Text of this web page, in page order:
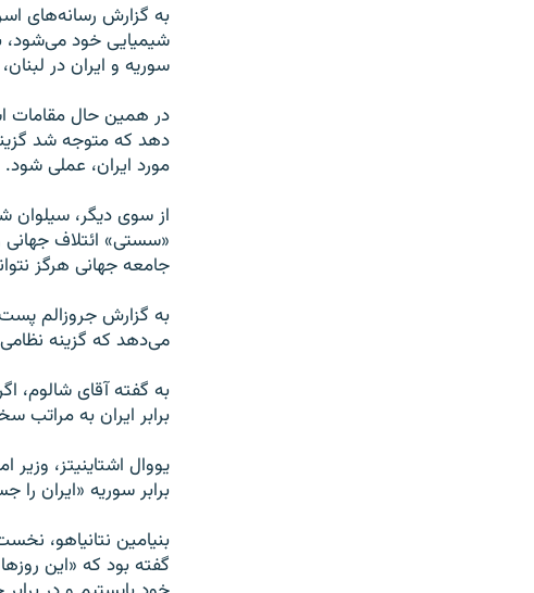
به گزارش رسانه‌های
شیمیایی خود می‌شود،
سوریه و ایران در
در همین حال مقامات
دهد که متوجه شد
مورد ایران، عملی شود.
از سوی دیگر، سیلوان
«سستی» ائتلاف جهانی و
جامعه جهانی هرگز
به گزارش جروزالم
می‌دهد که گزینه
به گفته آقای شالوم،
برابر ایران به مراتب
یووال اشتاینیتز،
برابر سوریه «ایران را
بنیامین نتانیاهو،
گفته بود که «این